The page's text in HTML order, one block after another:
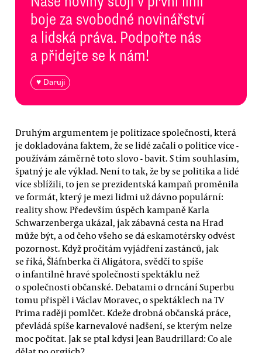
boje za svobodné novinářství
a lidská práva. Podpořte nás
a přidejte se k nám!
♥ Daruji
Druhým argumentem je politizace společnosti, která
je dokladována faktem, že se lidé začali o politice více -
používám záměrně toto slovo - bavit. S tím souhlasím,
špatný je ale výklad. Není to tak, že by se politika a lidé
více sblížili, to jen se prezidentská kampaň proměnila
ve formát, který je mezi lidmi už dávno populární:
reality show. Především úspěch kampaně Karla
Schwarzenberga ukázal, jak zábavná cesta na Hrad
může být, a od čeho všeho se dá eskamotérsky odvést
pozornost. Když pročítám vyjádření zastánců, jak
se říká, Šláfnberka či Aligátora, svědčí to spíše
o infantilně hravé společnosti spektáklu než
o společnosti občanské. Debatami o drncání Superbu
tomu přispěl i Václav Moravec, o spektáklech na TV
Prima raději pomlčet. Kdeže drobná občanská práce,
převládá spíše karnevalové nadšení, se kterým nelze
moc počítat. Jak se ptal kdysi Jean Baudrillard: Co ale